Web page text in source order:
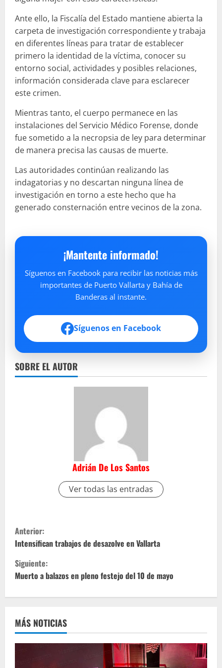
Ante ello, la Fiscalía del Estado mantiene abierta la
carpeta de investigación correspondiente y trabaja
en diferentes líneas para tratar de establecer
primero la identidad de la víctima, conocer su
entorno social, actividades y posibles relaciones,
información considerada clave para esclarecer
este crimen.
Mientras tanto, el cuerpo permanece en las
instalaciones del Servicio Médico Forense, donde
fue sometido a la necropsia de ley para determinar
de manera precisa las causas de muerte.
Las autoridades continúan realizando las
indagatorias y no descartan ninguna línea de
investigación en torno a este hecho que ha
generado consternación entre vecinos de la zona.
¡Mantente informado!
Síguenos en Facebook para recibir las noticias más
importantes de Puerto Vallarta y Bahía de
Banderas al instante.
Síguenos en Facebook
SOBRE EL AUTOR
Adrián De Los Santos
Ver todas las entradas
S
i
g
l
Anterior:
Intensifican trabajos de desazolve en Vallarta
Siguiente:
Muerto a balazos en pleno festejo del 10 de mayo
MÁS NOTICIAS